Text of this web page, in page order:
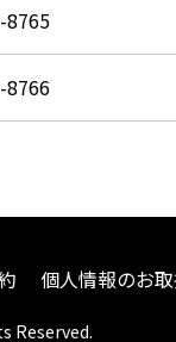
8765
8766
個人情報のお
Reserved.